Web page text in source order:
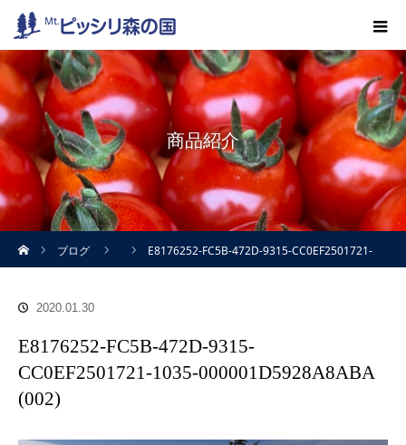
商品紹介
ブログ
E8176252-FC5B-472D-9315-CC0EF2501721-
2020.01.30
E8176252-FC5B-472D-9315-
CC0EF2501721-1035-000001D5928A8ABA
(002)